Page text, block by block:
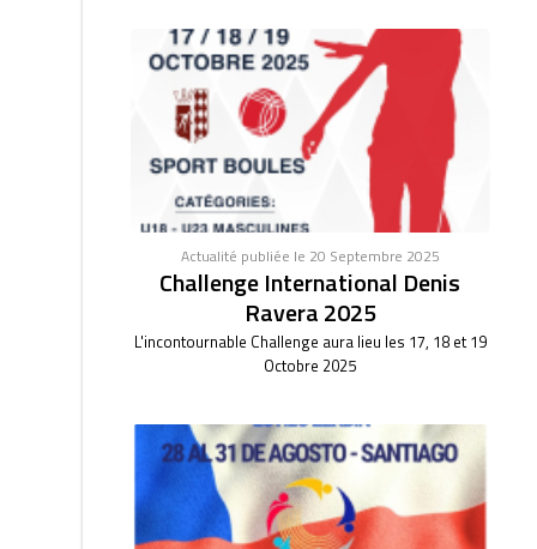
Actualité publiée le 20 Septembre 2025
Challenge International Denis
Ravera 2025
L'incontournable Challenge aura lieu les 17, 18 et 19
Octobre 2025